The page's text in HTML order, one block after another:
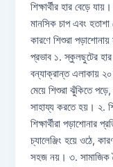
শিক্ষার্থীর হার বেড়ে
মানসিক চাপ এবং হতাশা
কারণে শিশুরা পড়াশোনায়
প্রভাব ১. স্কুলছুটের
বন্যাক্রান্ত এলাকায়
মেয়ে শিশুরা ঝুঁকিতে
সাহায্য করতে হয়। ২.
শিক্ষার্থীরা পড়াশোনার
চ্যালেঞ্জিং হয়ে ওঠে,
সহজ নয়। ৩. সামাজিক